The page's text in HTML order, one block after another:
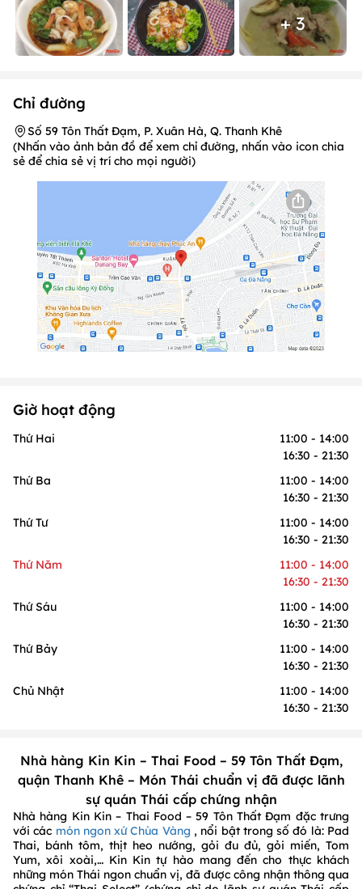
+ 3
Chỉ đường
Số 59 Tôn Thất Đạm, P. Xuân Hà, Q. Thanh Khê
(Nhấn vào ảnh bản đồ để xem chỉ đường, nhấn vào icon chia
sẻ để chia sẻ vị trí cho mọi người)
Giờ hoạt động
Thứ Hai
11:00 - 14:00
16:30 - 21:30
Thứ Ba
11:00 - 14:00
16:30 - 21:30
Thứ Tư
11:00 - 14:00
16:30 - 21:30
Thứ Năm
11:00 - 14:00
16:30 - 21:30
Thứ Sáu
11:00 - 14:00
16:30 - 21:30
Thứ Bảy
11:00 - 14:00
16:30 - 21:30
Chủ Nhật
11:00 - 14:00
16:30 - 21:30
Nhà hàng Kin Kin – Thai Food – 59 Tôn Thất Đạm,
quận Thanh Khê – Món Thái chuẩn vị đã được lãnh
sự quán Thái cấp chứng nhận
Nhà hàng Kin Kin – Thai Food – 59 Tôn Thất Đạm đặc trưng
với các món ngon xứ Chùa Vàng , nổi bật trong số đó là: Pad
Thai, bánh tôm, thịt heo nướng, gỏi đu đủ, gỏi miến, Tom
Yum, xôi xoài,… Kin Kin tự hào mang đến cho thực khách
những món Thái ngon chuẩn vị, đã được công nhận thông qua